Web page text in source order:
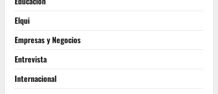
Elqui
Empresas y Negocios
Entrevista
Internacional